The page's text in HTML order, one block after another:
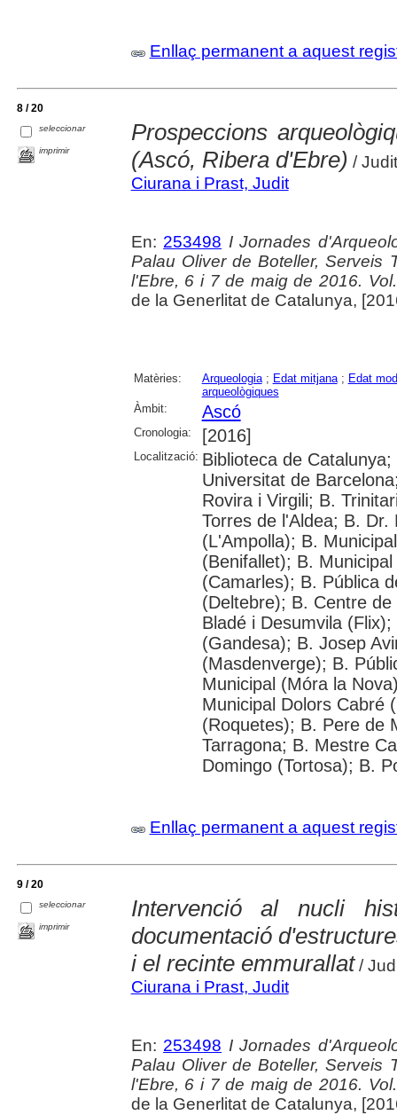
Enllaç permanent a aquest
8 / 20
seleccionar
imprimir
Prospeccions
(Ascó, Ribera d'Ebre) /
Ciurana i Prast, Judit
En: 253498 I Jornades
Palau Oliver de Boteller, Serveis
l'Ebre, 6 i 7 de maig de 2016.
de la Generlitat de Catalunya,
Matèries: Arqueologia; Edat mitjana; Edat
arqueològiques
Àmbit:
Ascó
Cronologia: [2016]
Localització: Biblioteca de
Universitat de
Rovira i Virgili; B.
Torres de l'Aldea; B.
(L'Ampolla); B.
(Benifallet); B.
(Camarles); B. Pública
(Deltebre); B. Centre
Bladé i Desumvila
(Gandesa); B. Josep
(Masdenverge); B.
Municipal (Móra la
Municipal Dolors Cabré
(Roquetes); B. Pere de
Tarragona; B. Mestre
Domingo (Tortosa); B.
Enllaç permanent a aquest
9 / 20
seleccionar
imprimir
Intervenció al nucli
documentació
i el recinte emmurallat/
Ciurana i Prast, Judit
En: 253498 I Jornades
Palau Oliver de Boteller, Serveis
l'Ebre, 6 i 7 de maig de 2016.
de la Generlitat de Catalunya,